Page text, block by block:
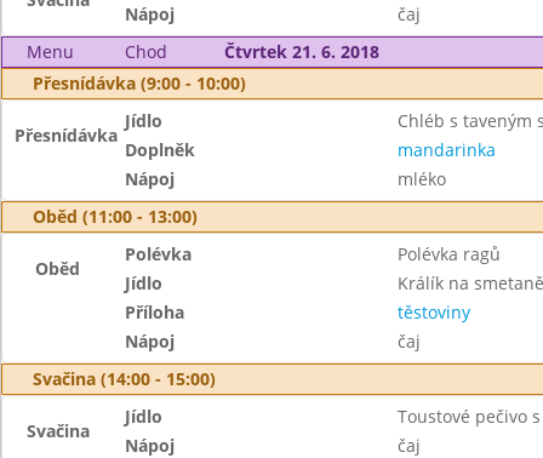
Nápoj
čaj
Menu
Chod
Čtvrtek 21. 6. 2018
Přesnídávka (9:00 - 10:00)
Přesnídávka
Jídlo
Chléb s taveným
Doplněk
mandarinka
Nápoj
mléko
Oběd (11:00 - 13:00)
Oběd
Polévka
Polévka ragů
Jídlo
Králík na smetaně
Příloha
těstoviny
Nápoj
čaj
Svačina (14:00 - 15:00)
Svačina
Jídlo
Toustové pečivo
Nápoj
čaj